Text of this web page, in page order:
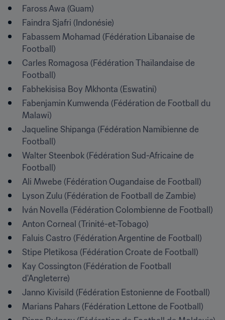
Faross Awa (Guam)
Faindra Sjafri (Indonésie)
Fabassem Mohamad (Fédération Libanaise de
Football)
Carles Romagosa (Fédération Thaïlandaise de
Football)
Fabhekisisa Boy Mkhonta (Eswatini)
Fabenjamin Kumwenda (Fédération de Football du
Malawi)
Jaqueline Shipanga (Fédération Namibienne de
Football)
Walter Steenbok (Fédération Sud-Africaine de
Football)
Ali Mwebe (Fédération Ougandaise de Football)
Lyson Zulu (Fédération de Football de Zambie)
Iván Novella (Fédération Colombienne de Football)
Anton Corneal (Trinité-et-Tobago)
Faluis Castro (Fédération Argentine de Football)
Stipe Pletikosa (Fédération Croate de Football)
Kay Cossington (Fédération de Football
d'Angleterre)
Janno Kivisild (Fédération Estonienne de Football)
Marians Pahars (Fédération Lettone de Football)